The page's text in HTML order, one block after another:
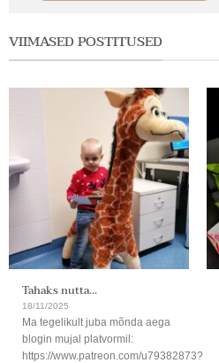
VIIMASED POSTITUSED
Tahaks nutta…
18/11/2025
Ma tegelikult juba mõnda aega
blogin mujal platvormil:
https://www.patreon.com/u79382873?